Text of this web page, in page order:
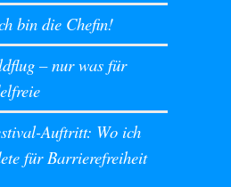
bin die Chefin!
– nur was für
Auftritt: Wo ich
für Barrierefreiheit